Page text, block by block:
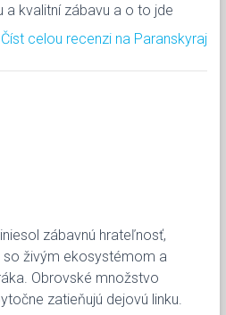
a kvalitní zábavu a o to jde
Číst celou recenzi na Paranskyraj
zábavnú hrateľnosť,
živým ekosystémom a
Obrovské množstvo
zatieňujú dejovú linku.